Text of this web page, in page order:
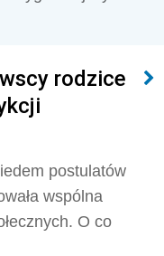
rodzice
postulatów
wspólna
O co